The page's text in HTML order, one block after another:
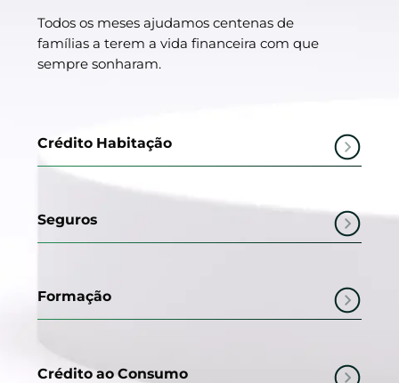
Todos os meses ajudamos centenas de
famílias a terem a vida financeira com que
sempre sonharam.
Crédito Habitação
Seguros
Formação
Crédito ao Consumo